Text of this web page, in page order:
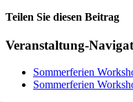
Teilen Sie diesen Beitrag
Facebook
Veranstaltung-
Sommerferien
Sommerferien